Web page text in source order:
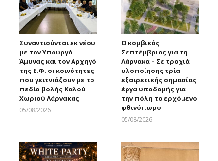
Συναντιούνται εκ νέου
με τον Υπουργό
Άμυνας και τον Αρχηγό
της Ε.Φ. οι κοινότητες
που γειτνιάζουν με το
πεδίο βολής Καλού
Χωριού Λάρνακας
05/08/2026
Ο κομβικός
Σεπτέμβριος για τη
Λάρνακα – Σε τροχιά
υλοποίησης τρία
εξαιρετικής σημασίας
έργα υποδομής για
την πόλη το ερχόμενο
φθινόπωρο
05/08/2026